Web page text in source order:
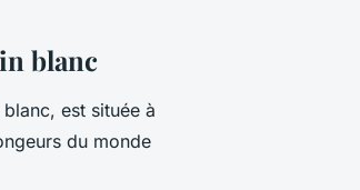
blanc
est située à
du monde